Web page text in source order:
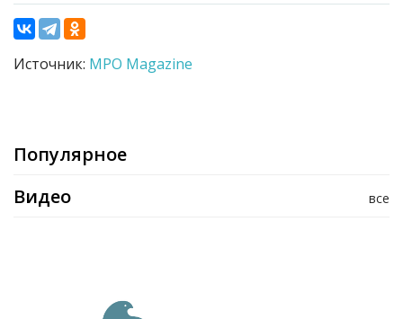
Источник: MPO Magazine
Популярное
все
Видео